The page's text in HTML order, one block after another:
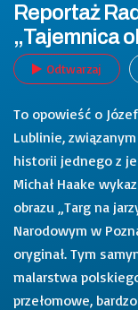
Reportaż
„Tajemnica
Odtwarzaj
To opowieść o
Lublinie,
historii jednego z
Michał Haake
obrazu „Targ na
Narodowym w
oryginał. Tym
malarstwa
przełomowe,